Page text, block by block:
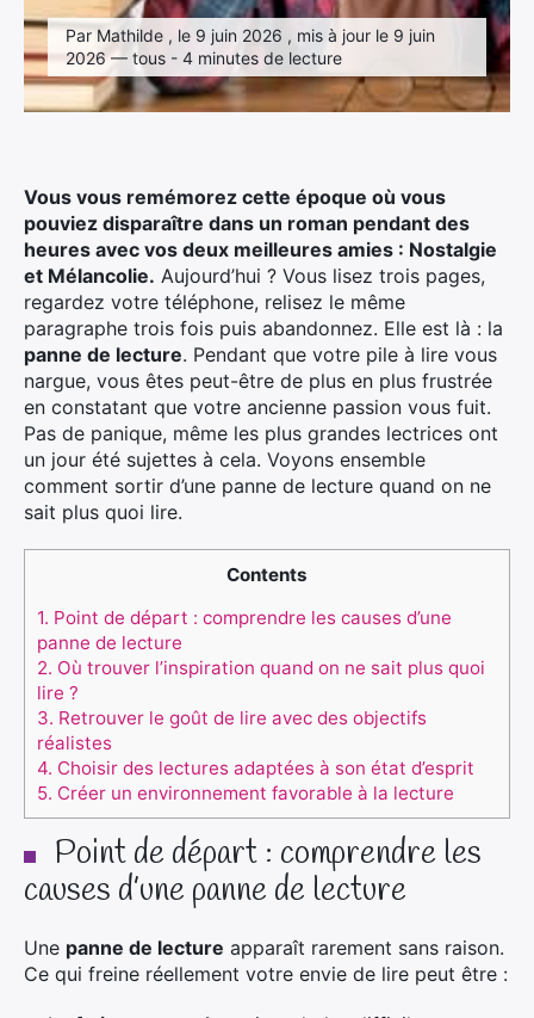
Par Mathilde , le 9 juin 2026 , mis à jour le 9 juin
2026 — tous - 4 minutes de lecture
Vous vous remémorez cette époque où vous
pouviez disparaître dans un roman pendant des
heures avec vos deux meilleures amies : Nostalgie
et Mélancolie. Aujourd’hui ? Vous lisez trois pages,
regardez votre téléphone, relisez le même
paragraphe trois fois puis abandonnez. Elle est là : la
panne de lecture. Pendant que votre pile à lire vous
nargue, vous êtes peut-être de plus en plus frustrée
en constatant que votre ancienne passion vous fuit.
Pas de panique, même les plus grandes lectrices ont
un jour été sujettes à cela. Voyons ensemble
comment sortir d’une panne de lecture quand on ne
sait plus quoi lire.
Contents
1. Point de départ : comprendre les causes d’une
panne de lecture
2. Où trouver l’inspiration quand on ne sait plus quoi
lire ?
3. Retrouver le goût de lire avec des objectifs
réalistes
4. Choisir des lectures adaptées à son état d’esprit
5. Créer un environnement favorable à la lecture
Point de départ : comprendre les
causes d’une panne de lecture
Une panne de lecture apparaît rarement sans raison.
Ce qui freine réellement votre envie de lire peut être :